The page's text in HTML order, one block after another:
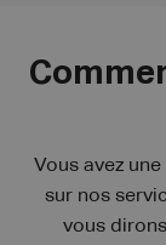
Vous avez
sur nos
vous